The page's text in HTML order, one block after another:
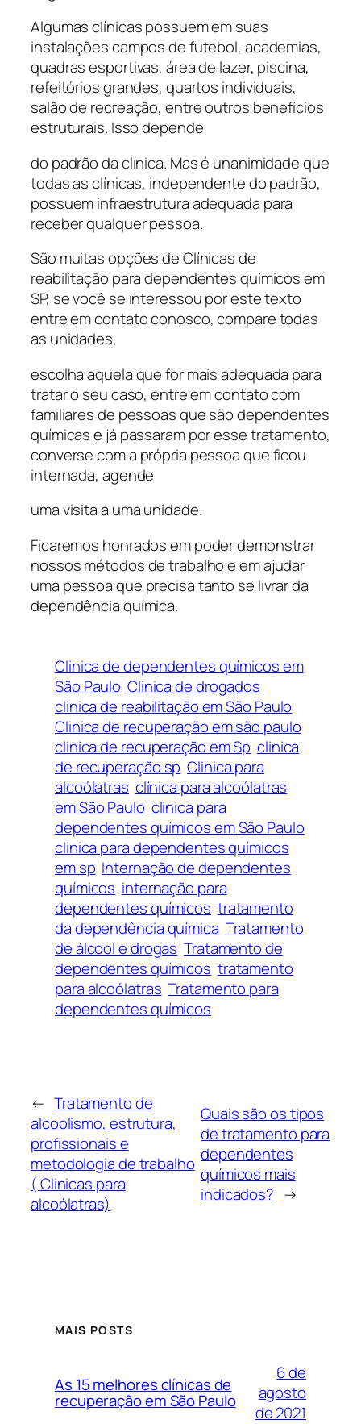
Algumas clínicas possuem em suas
instalações campos de futebol, academias,
quadras esportivas, área de lazer, piscina,
refeitórios grandes, quartos individuais,
salão de recreação, entre outros benefícios
estruturais. Isso depende
do padrão da clínica. Mas é unanimidade que
todas as clínicas, independente do padrão,
possuem infraestrutura adequada para
receber qualquer pessoa.
São muitas opções de Clínicas de
reabilitação para dependentes químicos em
SP, se você se interessou por este texto
entre em contato conosco, compare todas
as unidades,
escolha aquela que for mais adequada para
tratar o seu caso, entre em contato com
familiares de pessoas que são dependentes
químicas e já passaram por esse tratamento,
converse com a própria pessoa que ficou
internada, agende
uma visita a uma unidade.
Ficaremos honrados em poder demonstrar
nossos métodos de trabalho e em ajudar
uma pessoa que precisa tanto se livrar da
dependência química.
Clinica de dependentes químicos em
São Paulo Clinica de drogados
clinica de reabilitação em São Paulo
Clinica de recuperação em são paulo
clinica de recuperação em Sp clinica
de recuperação sp Clinica para
alcoólatras clínica para alcoólatras
em São Paulo clinica para
dependentes químicos em São Paulo
clinica para dependentes químicos
em sp Internação de dependentes
químicos internação para
dependentes químicos tratamento
da dependência química Tratamento
de álcool e drogas Tratamento de
dependentes químicos tratamento
para alcoólatras Tratamento para
dependentes químicos
← Tratamento de
alcoolismo, estrutura,
profissionais e
metodologia de trabalho
( Clinicas para
alcoólatras)
Quais são os tipos
de tratamento para
dependentes
químicos mais
indicados? →
MAIS POSTS
As 15 melhores clínicas de
recuperação em São Paulo
6 de
agosto
de 2021